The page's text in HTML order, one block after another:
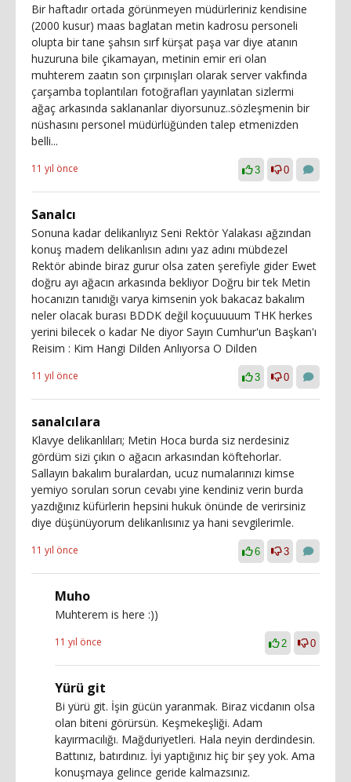
Bir haftadır ortada görünmeyen müdürleriniz kendisine
(2000 kusur) maas baglatan metin kadrosu personeli
olupta bir tane şahsın sırf kürşat paşa var diye atanın
huzuruna bile çikamayan, metinin emir eri olan
muhterem zaatın son çırpınışları olarak server vakfında
çarşamba toplantıları fotoğrafları yayınlatan sizlermi
ağaç arkasında saklananlar diyorsunuz..sözleşmenin bir
nüshasını personel müdürlüğünden talep etmenizden
belli...
11 yıl önce 3 0
Sanalcı
Sonuna kadar delikanlıyız Seni Rektör Yalakası ağzından
konuş madem delikanlısın adını yaz adını mübdezel
Rektör abinde biraz gurur olsa zaten şerefiyle gider Ewet
doğru ayı ağacın arkasında bekliyor Doğru bir tek Metin
hocanızın tanıdığı varya kimsenin yok bakacaz bakalım
neler olacak burası BDDK değil koçuuuuum THK herkes
yerini bilecek o kadar Ne diyor Sayın Cumhur'un Başkan'ı
Reisim : Kim Hangi Dilden Anlıyorsa O Dilden
11 yıl önce 3 0
sanalcılara
Klavye delikanlıları; Metin Hoca burda siz nerdesiniz
gördüm sizi çıkın o ağacın arkasından köftehorlar.
Sallayın bakalım buralardan, ucuz numalarınızı kimse
yemiyo soruları sorun cevabı yine kendiniz verin burda
yazdığınız küfürlerin hepsini hukuk önünde de verirsiniz
diye düşünüyorum delikanlısınız ya hani sevgilerimle.
11 yıl önce 6 3
Muho
Muhterem is here :))
11 yıl önce 2 0
Yürü git
Bi yürü git. İşin gücün yaranmak. Biraz vicdanın olsa
olan biteni görürsün. Keşmekeşliği. Adam
kayırmacılığı. Mağduriyetleri. Hala neyin derdindesin.
Battınız, batırdınız. İyi yaptığınız hiç bir şey yok. Ama
konuşmaya gelince geride kalmazsınız.